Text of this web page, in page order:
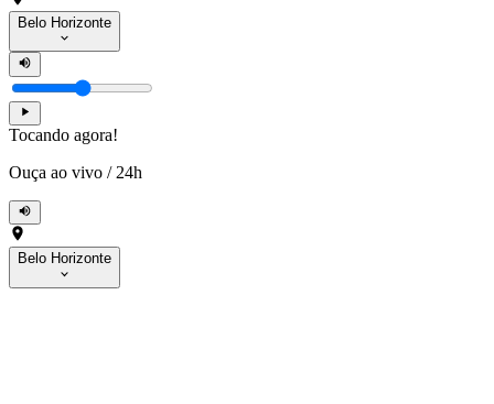
Belo Horizonte
Tocando agora!
Ouça ao vivo / 24h
Belo Horizonte